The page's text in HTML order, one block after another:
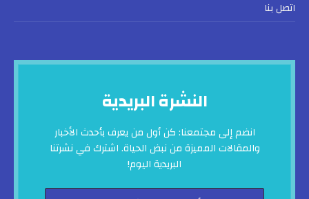
اتصل بنا
النشرة البريدية
انضم إلى مجتمعنا: كن أول من يعرف بأحدث الأخبار
والمقالات المميزة من نبض الحياة. اشترك في نشرتنا
البريدية اليوم!